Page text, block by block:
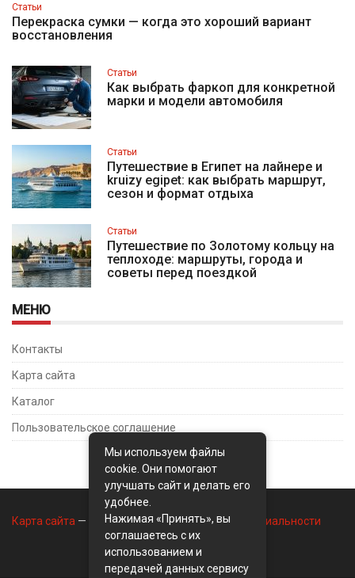
Статьи
Перекраска сумки — когда это хороший вариант
восстановления
Статьи
Как выбрать фаркоп для конкретной
марки и модели автомобиля
Статьи
Путешествие в Египет на лайнере и
kruizy egipet: как выбрать маршрут,
сезон и формат отдыха
Статьи
Путешествие по Золотому кольцу на
теплоходе: маршруты, города и
советы перед поездкой
МЕНЮ
Контакты
Карта сайта
Каталог
Пользовательское соглашение
Карта сайта — Контакты— Политика конфиденциальности
Мы используем файлы
cookie. Они помогают
улучшать сайт и делать его
удобнее.
Нажимая «Принять», вы
соглашаетесь с их
использованием и
передачей данных сервису